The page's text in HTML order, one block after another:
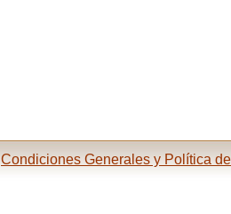
Condiciones Generales y Política